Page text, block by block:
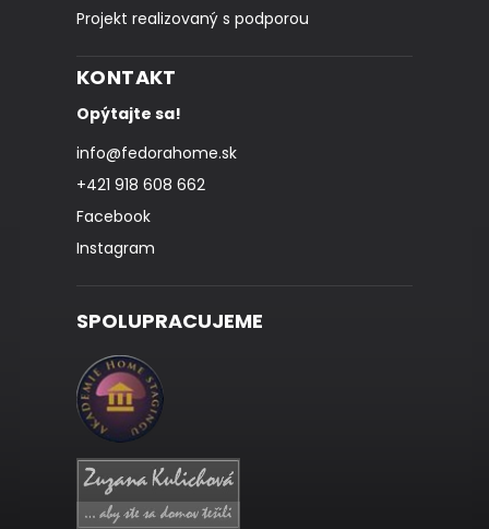
Projekt realizovaný s podporou
KONTAKT
Opýtajte sa!
info@fedorahome.sk
+421 918 608 662
Facebook
Instagram
SPOLUPRACUJEME